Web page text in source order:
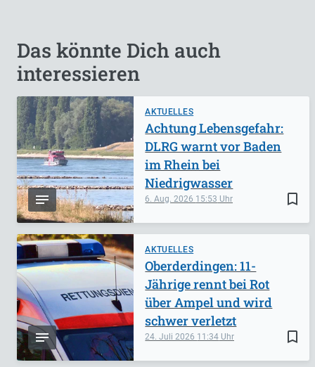
Das könnte Dich auch
interessieren
AKTUELLES
bookmark_border
6. Aug. 2026 15:53
Achtung Lebensgefahr:
DLRG warnt vor Baden
im Rhein bei
Niedrigwasser
AKTUELLES
bookmark_border
24. Juli 2026 11:34
Oberderdingen: 11-
Jährige rennt bei Rot
über Ampel und wird
schwer verletzt